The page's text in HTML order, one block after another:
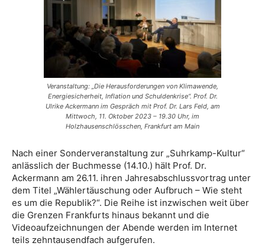
Veranstaltung: „Die Herausforderungen von Klimawende,
Energiesicherheit, Inflation und Schuldenkrise“. Prof. Dr.
Ulrike Ackermann im Gespräch mit Prof. Dr. Lars Feld, am
Mittwoch, 11. Oktober 2023 – 19.30 Uhr, im
Holzhausenschlösschen, Frankfurt am Main
Nach einer Sonderveranstaltung zur „Suhrkamp-Kultur“
anlässlich der Buchmesse (14.10.) hält Prof. Dr.
Ackermann am 26.11. ihren Jahresabschlussvortrag unter
dem Titel „Wählertäuschung oder Aufbruch – Wie steht
es um die Republik?“. Die Reihe ist inzwischen weit über
die Grenzen Frankfurts hinaus bekannt und die
Videoaufzeichnungen der Abende werden im Internet
teils zehntausendfach aufgerufen.